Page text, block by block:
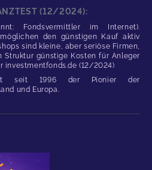
(12/2024):
Fondsvermittler im Internet).
den günstigen Kauf aktiv
sind kleine, aber seriöse Firmen,
Struktur günstige Kosten für Anleger
investmentfonds.de (12/2024)
ist seit 1996 der Pionier der
und Europa.